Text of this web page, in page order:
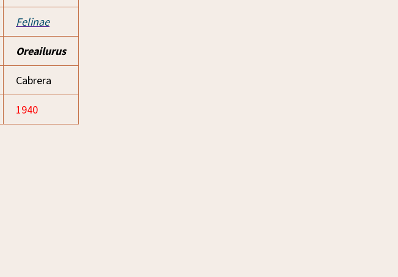
Felinae
Oreailurus
Cabrera
1940